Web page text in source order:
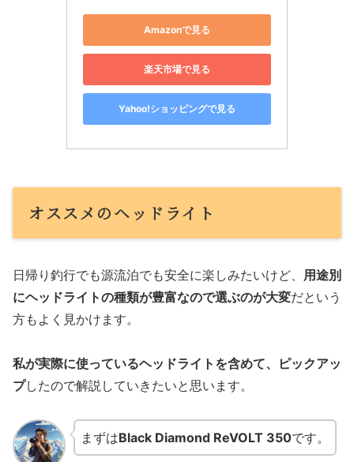
Amazonで見る
楽天市場で見る
Yahoo!ショッピングで見る
オススメのヘッドライト
日帰り釣行でも源流泊でも安全に楽しみたいけど、 用途別
にヘッドライトの種類が豊富なので選ぶのが大変だという
方もよく見かけます。
私が実際に使っているヘッドライトを含めて、ピックアッ
プしたので解説していきたいと思います。
まずはBlack Diamond ReVOLT 350です。